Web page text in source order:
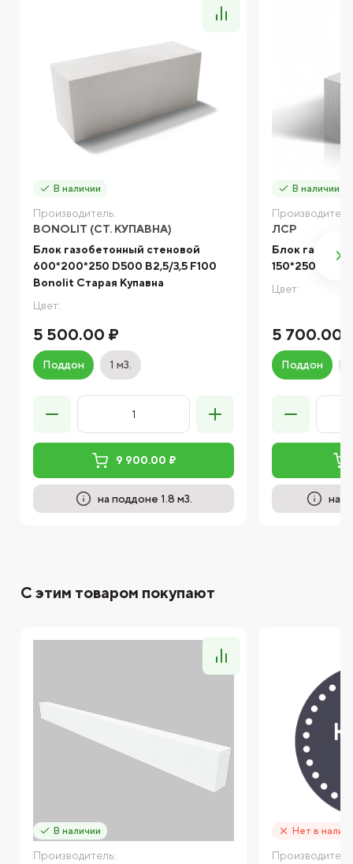
В наличии
Производитель:
BONOLIT (СТ. КУПАВНА)
Блок газобетонный стеновой
600*200*250 D500 B2,5/3,5 F100
Bonolit Старая Купавна
Цвет:
5 500.00 ₽
Поддон 1 м3.
9 900.00 ₽
на поддоне 1.8 м3.
В наличии
ЛСР
Блок
150*250*625
Цвет:
5 700.00
Поддон
на
С этим товаром покупают
В наличии
Производитель:
Нет в